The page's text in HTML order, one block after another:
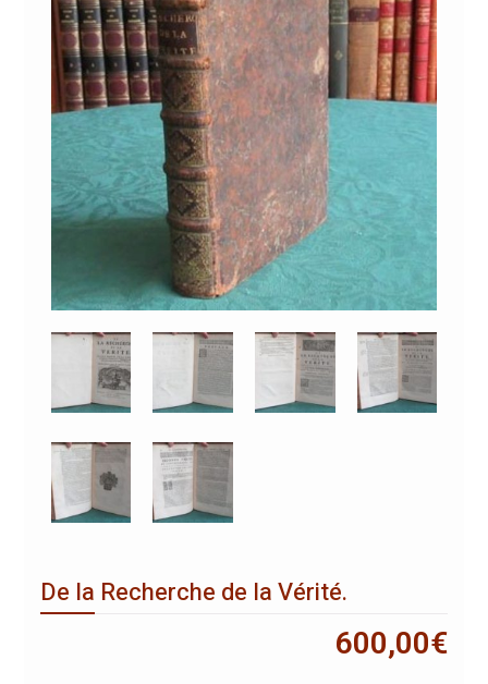
De la Recherche de la Vérité.
600,00€